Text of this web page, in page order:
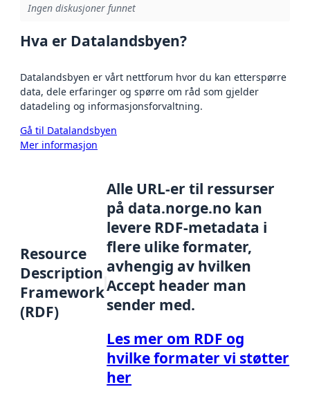
Ingen diskusjoner funnet
Hva er Datalandsbyen?
Datalandsbyen er vårt nettforum hvor du kan etterspørre
data, dele erfaringer og spørre om råd som gjelder
datadeling og informasjonsforvaltning.
Gå til Datalandsbyen
Mer informasjon
Resource
Description
Framework
(RDF)
Alle URL-er til ressurser
på data.norge.no kan
levere RDF-metadata i
flere ulike formater,
avhengig av hvilken
Accept header man
sender med.
Les mer om RDF og
hvilke formater vi støtter
her